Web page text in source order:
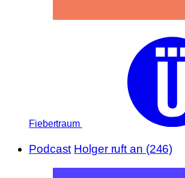
Fiebertraum
Podcast Holger ruft an (246)